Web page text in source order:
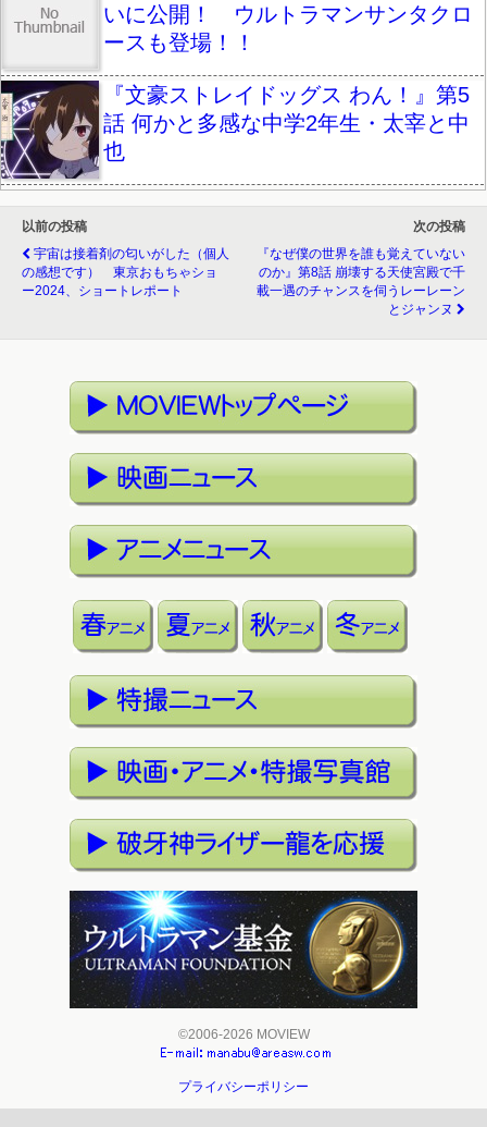
いに公開！ ウルトラマンサンタクロ
ースも登場！！
『文豪ストレイドッグス わん！』第5
話 何かと多感な中学2年生・太宰と中
也
以前の投稿
宇宙は接着剤の匂いがした（個人
の感想です） 東京おもちゃショ
ー2024、ショートレポート
次の投稿
『なぜ僕の世界を誰も覚えていない
のか』第8話 崩壊する天使宮殿で千
載一遇のチャンスを伺うレーレーン
とジャンヌ
©2006-2026 MOVIEW
プライバシーポリシー